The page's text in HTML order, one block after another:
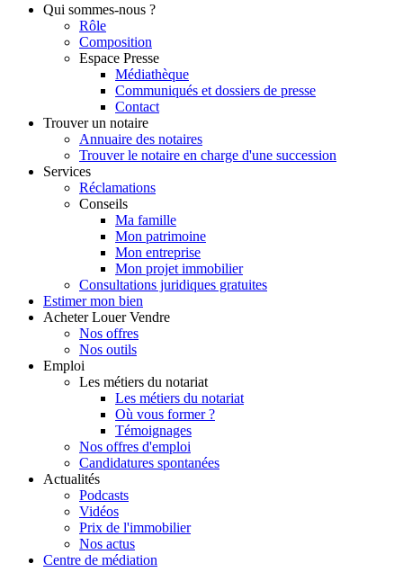
Qui sommes-nous ?
Rôle
Composition
Espace Presse
Médiathèque
Communiqués et dossiers de presse
Contact
Trouver un notaire
Annuaire des notaires
Trouver le notaire en charge d'une succession
Services
Réclamations
Conseils
Ma famille
Mon patrimoine
Mon entreprise
Mon projet immobilier
Consultations juridiques gratuites
Estimer mon bien
Acheter Louer Vendre
Nos offres
Nos outils
Emploi
Les métiers du notariat
Les métiers du notariat
Où vous former ?
Témoignages
Nos offres d'emploi
Candidatures spontanées
Actualités
Podcasts
Vidéos
Prix de l'immobilier
Nos actus
Centre de médiation